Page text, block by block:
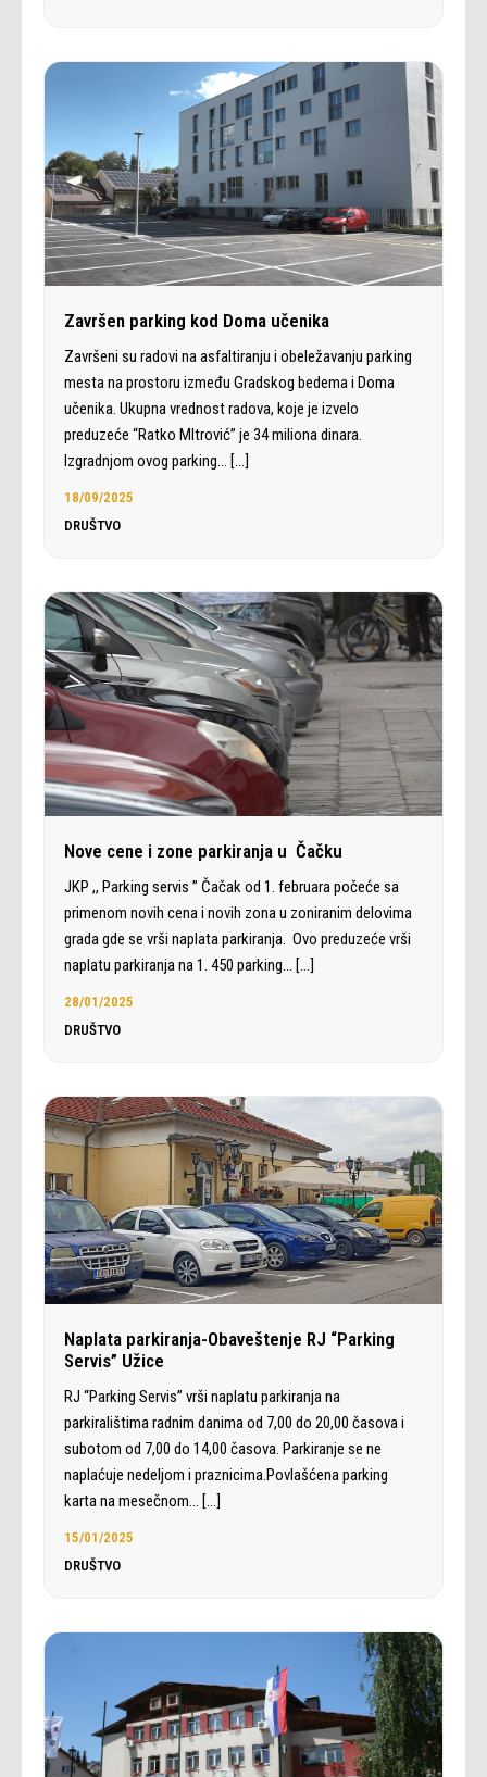
Završen parking kod Doma učenika
Završeni su radovi na asfaltiranju i obeležavanju parking
mesta na prostoru između Gradskog bedema i Doma
učenika. Ukupna vrednost radova, koje je izvelo
preduzeće “Ratko MItrović” je 34 miliona dinara.
Izgradnjom ovog parking… […]
18/09/2025
DRUŠTVO
Nove cene i zone parkiranja u Čačku
JKP ,, Parking servis ” Čačak od 1. februara počeće sa
primenom novih cena i novih zona u zoniranim delovima
grada gde se vrši naplata parkiranja. Ovo preduzeće vrši
naplatu parkiranja na 1. 450 parking… […]
28/01/2025
DRUŠTVO
Naplata parkiranja-Obaveštenje RJ “Parking
Servis” Užice
RJ “Parking Servis” vrši naplatu parkiranja na
parkiralištima radnim danima od 7,00 do 20,00 časova i
subotom od 7,00 do 14,00 časova. Parkiranje se ne
naplaćuje nedeljom i praznicima.Povlašćena parking
karta na mesečnom… […]
15/01/2025
DRUŠTVO